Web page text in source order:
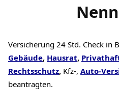
Versicherung 24 Std. Check in
Gebäude, Hausrat,
Rechtsschutz, Kfz-, Auto-
beantragten.